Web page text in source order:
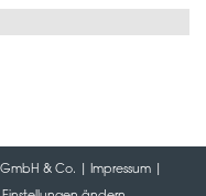
& Co. | Impressum|